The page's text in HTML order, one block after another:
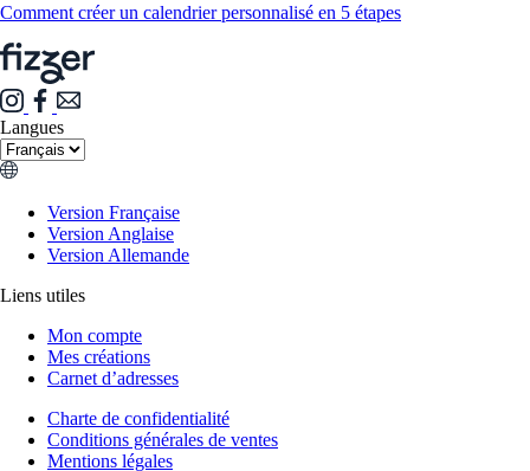
Comment créer un calendrier personnalisé en 5 étapes
Langues
Version Française
Version Anglaise
Version Allemande
Liens utiles
Mon compte
Mes créations
Carnet d’adresses
Charte de confidentialité
Conditions générales de ventes
Mentions légales